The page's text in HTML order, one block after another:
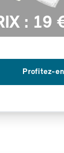
: 19
Profitez-en